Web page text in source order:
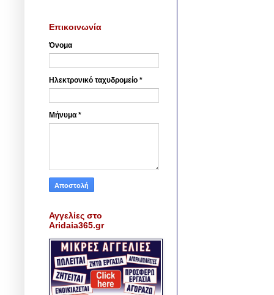
Επικοινωνία
Όνομα
Ηλεκτρονικό ταχυδρομείο *
Μήνυμα *
Αγγελίες στο
Aridaia365.gr